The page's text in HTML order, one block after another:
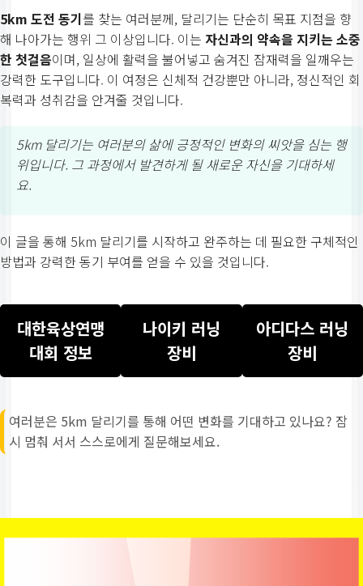
5km 도전 동기를 찾는 여러분께, 달리기는 단순히 목표 지점을 향
해 나아가는 행위 그 이상입니다. 이는 자신과의 약속을 지키는 소중
한 첫걸음이며, 일상에 활력을 불어넣고 숨겨진 잠재력을 일깨우는
강력한 도구입니다. 이 여정은 신체적 건강뿐만 아니라, 정신적인 회
복력과 성취감을 안겨줄 것입니다.
5km 달리기는 여러분의 삶에 긍정적인 변화의 씨앗을 심는 행
위입니다. 그 과정에서 발견하게 될 새로운 자신을 기대하세
요.
이 글을 통해 5km 달리기를 시작하고 완주하는 데 필요한 구체적인
방법과 강력한 동기 부여를 얻을 수 있을 것입니다.
대한육상연맹
대회 정보
나이키 러닝
장비
아디다스 러닝
장비
여러분은 5km 달리기를 통해 어떤 변화를 기대하고 있나요? 잠
시 멈춰 서서 스스로에게 질문해보세요.